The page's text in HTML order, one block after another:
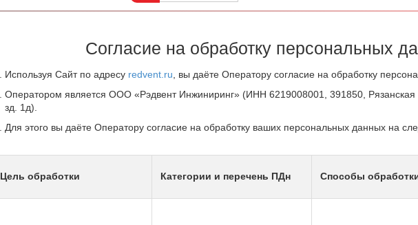
Согласие на обработку персональных
Используя Сайт по адресу redvent.ru , вы даёте Оператору согласие на обработку
Оператором является ООО «Рэдвент Инжиниринг» (ИНН 6219008001, 391850,
зд. 1д).
Для этого вы даёте Оператору согласие на обработку ваших персональных данных на
Цель обработки Категории и перечень ПДн Способы